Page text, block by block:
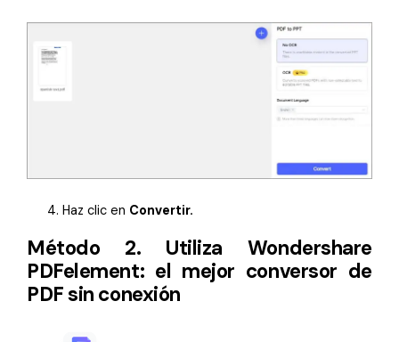
Haz clic en Convertir.
Método 2. Utiliza Wondershare
PDFelement: el mejor conversor de
PDF sin conexión